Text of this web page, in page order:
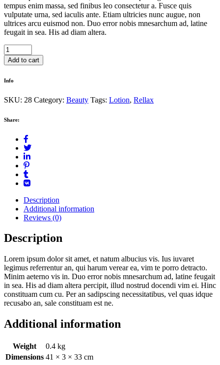
tempus enim massa, sed finibus leo consectetur a. Fusce quis
vulputate urna, sed iaculis ante. Etiam ultricies nunc augue, non
ultrices arcu euismod non. Duo error nobis mnesarchum ad, latine
feugait in sea. His ad diam altera.
Sprey
quantity
Add to cart
Info
SKU: 28 Category: Beauty Tags: Lotion, Rellax
Share:
Description
Additional information
Reviews (0)
Description
Lorem ipsum dolor sit amet, et natum albucius vis. Ius iuvaret
legimus referrentur an, qui harum verear ea, vim te porro detracto.
Minim aeterno vis in. Duo error nobis mnesarchum ad, latine feugait
in sea. His ad diam altera percipit, illud nostrud docendi vim ei. Hinc
constituam cum cu. Per an sadipscing necessitatibus, vel quas idque
recusabo an, sale constituam est ne.
Additional information
Weight
0.4 kg
Dimensions 41 × 3 × 33 cm